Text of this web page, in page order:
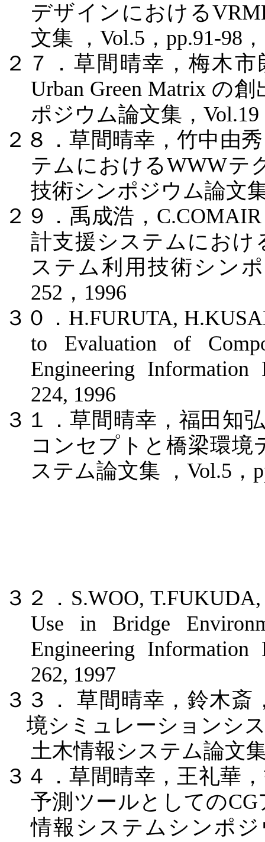
デザインにおける
文集
， Vol.5 ， pp.91-98 ，
２７．草間晴幸，梅木
Urban Green Matrix の創
ポジウム論文集， Vol.19
２８．草間晴幸，竹中由
テムにおけるWWWテ
技術シンポジウム論文
２９．禹成浩， C.COMAIR
計支援システムにおけ
ステム利用技術シン
252 ， 1996
３０． H.FURUTA,
to Evaluation of
Engineering Information
224, 1996
３１．草間晴幸，福田知
コンセプトと橋梁環境
ステム論文集
， Vol.5 ，
３２． S.WOO,
Use in Bridge
Engineering Information
262, 1997
３３．
草間晴幸，鈴木斎
境シミュレーションシ
土木情報システム論文
３４．草間晴幸，王礼華
予測ツールとしてのCG
情報システムシンポ